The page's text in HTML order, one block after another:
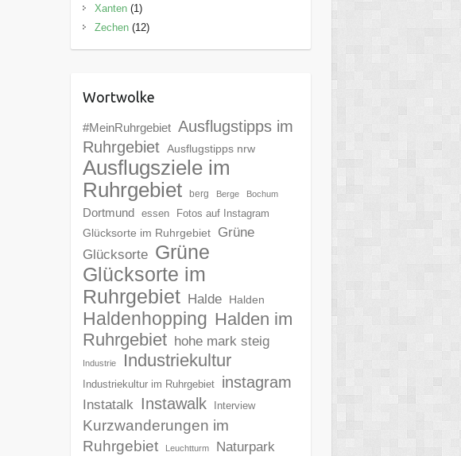
Xanten(1)
Zechen(12)
Wortwolke
#MeinRuhrgebiet Ausflugstipps im
Ruhrgebiet Ausflugstipps nrw
Ausflugsziele im
Ruhrgebiet
berg Berge Bochum
Dortmund essen Fotos auf Instagram
Glücksorte im Ruhrgebiet
Grüne
Glücksorte Grüne
Glücksorte im
Ruhrgebiet Halde Halden
Haldenhopping Halden im
Ruhrgebiet hohe mark steig
Industrie Industriekultur
Industriekultur im Ruhrgebiet instagram
Instatalk Instawalk Interview
Kurzwanderungen im
Ruhrgebiet
Leuchtturm
Naturpark